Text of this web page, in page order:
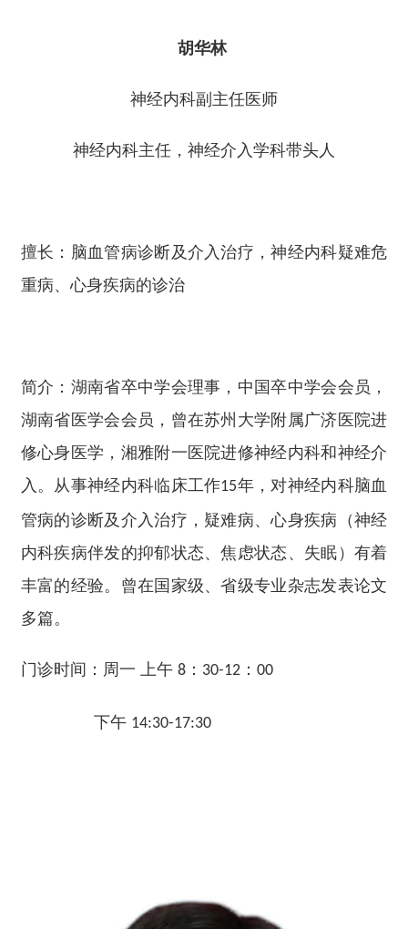
胡华林
神经内科副主任医师
神经内科主任，神经介入学科带头人
擅长：脑血管病诊断及介入治疗，神经内科疑难危
重病、心身疾病的诊治
简介：湖南省卒中学会理事，中国卒中学会会员，
湖南省医学会会员，曾在苏州大学附属广济医院进
修心身医学，湘雅附一医院进修神经内科和神经介
入。从事神经内科临床工作15年，对神经内科脑血
管病的诊断及介入治疗，疑难病、心身疾病（神经
内科疾病伴发的抑郁状态、焦虑状态、失眠）有着
丰富的经验。曾在国家级、省级专业杂志发表论文
多篇。
门诊时间：周一 上午 8： 30-12： 00
下午 14:30-17:30